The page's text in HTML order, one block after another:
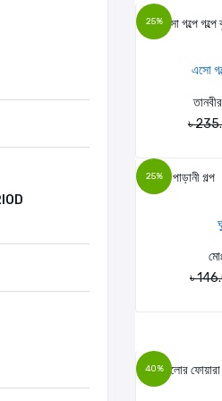
25%
এসো
৳
25%
৳
40%